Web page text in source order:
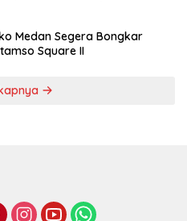
Medan Segera Bongkar
Square II